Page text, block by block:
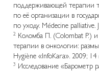
поддерживающей терапии
по её организации в
по уходу. Médecine palliative.
2 Коломба П. (Colombat P.)
терапии в онкологии:
Hygiène «InfoKara». 2009; 14
3 Исследование «Барометр